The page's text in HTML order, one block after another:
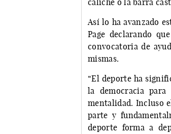
caliche o la barra
Así lo ha avanzado
Page declarando
convocatoria de
mismas.
“El deporte ha
la democracia
mentalidad. Incluso
parte y
deporte forma a